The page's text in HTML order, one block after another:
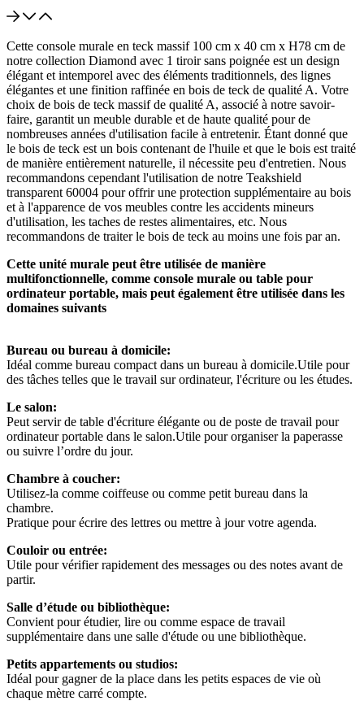
Cette console murale en teck massif 100 cm x 40 cm x H78 cm de
notre collection Diamond avec 1 tiroir sans poignée est un design
élégant et intemporel avec des éléments traditionnels, des lignes
élégantes et une finition raffinée en bois de teck de qualité A. Votre
choix de bois de teck massif de qualité A, associé à notre savoir-
faire, garantit un meuble durable et de haute qualité pour de
nombreuses années d'utilisation facile à entretenir. Étant donné que
le bois de teck est un bois contenant de l'huile et que le bois est traité
de manière entièrement naturelle, il nécessite peu d'entretien. Nous
recommandons cependant l'utilisation de notre Teakshield
transparent 60004 pour offrir une protection supplémentaire au bois
et à l'apparence de vos meubles contre les accidents mineurs
d'utilisation, les taches de restes alimentaires, etc. Nous
recommandons de traiter le bois de teck au moins une fois par an.
Cette unité murale peut être utilisée de manière
multifonctionnelle, comme console murale ou table pour
ordinateur portable, mais peut également être utilisée dans les
domaines suivants
Bureau ou bureau à domicile:
Idéal comme bureau compact dans un bureau à domicile.Utile pour
des tâches telles que le travail sur ordinateur, l'écriture ou les études.
Le salon:
Peut servir de table d'écriture élégante ou de poste de travail pour
ordinateur portable dans le salon.Utile pour organiser la paperasse
ou suivre l’ordre du jour.
Chambre à coucher:
Utilisez-la comme coiffeuse ou comme petit bureau dans la
chambre.
Pratique pour écrire des lettres ou mettre à jour votre agenda.
Couloir ou entrée:
Utile pour vérifier rapidement des messages ou des notes avant de
partir.
Salle d’étude ou bibliothèque:
Convient pour étudier, lire ou comme espace de travail
supplémentaire dans une salle d'étude ou une bibliothèque.
Petits appartements ou studios:
Idéal pour gagner de la place dans les petits espaces de vie où
chaque mètre carré compte.